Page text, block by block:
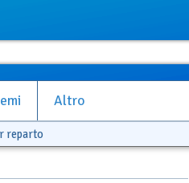
Altro
reparto